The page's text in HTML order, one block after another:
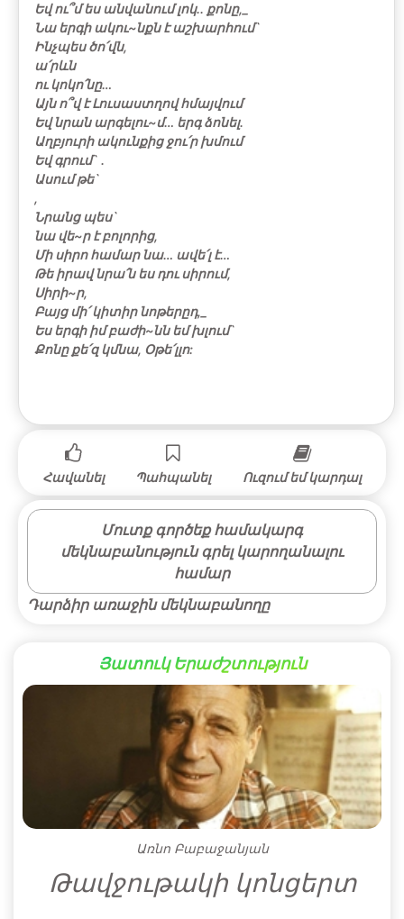
Եվ ու՞մ ես անվանում լոկ.. քոնը,_
Նա երգի ակու~նքն է աշխարհում`
Ինչպես ծո՛վն,
ա՛րևն
ու կոկո՛նը…
Այն ո՞վ է Լուսաստղով հմայվում
Եվ նրան արգելու~մ… երգ ձոնել.
Աղբյուրի ակունքից ջու՛ր խմում
Եվ գրում` .
Ասում թե`
,
Նրանց պես`
նա վե~ր է բոլորից,
Մի սիրո համար նա… ավե՛լ է…
Թե իրավ նրա՛ն ես դու սիրում,
Սիրի~ր,
Բայց մի՛ կիտիր նոթերըդ,_
Ես երգի իմ բաժի~նն եմ խլում`
Քոնը քե՛զ կմնա, Օթե՛լլո:
Հավանել Պահպանել Ուզում եմ կարդալ
Մուտք գործեք համակարգ
մեկնաբանություն գրել կարողանալու
համար
Դարձիր առաջին մեկնաբանողը
Յատուկ Երաժշտություն
Առնո Բաբաջանյան
Թավջութակի կոնցերտ